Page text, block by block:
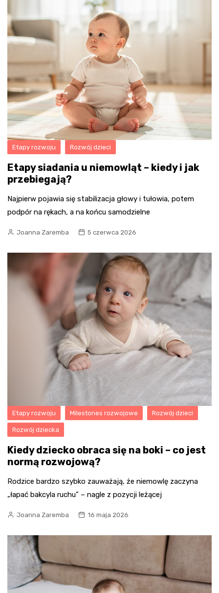
Etapy rozwoju Rozwój dzieci
Etapy siadania u niemowląt – kiedy i jak
przebiegają?
Najpierw pojawia się stabilizacja głowy i tułowia, potem
podpór na rękach, a na końcu samodzielne
Joanna Zaremba 5 czerwca 2026
Etapy rozwoju Milestones rozwojowe Rozwój dzieci
Rozwój dziecka
Kiedy dziecko obraca się na boki – co jest
normą rozwojową?
Rodzice bardzo szybko zauważają, że niemowlę zaczyna
„łapać bakcyla ruchu” – nagle z pozycji leżącej
Joanna Zaremba 16 maja 2026